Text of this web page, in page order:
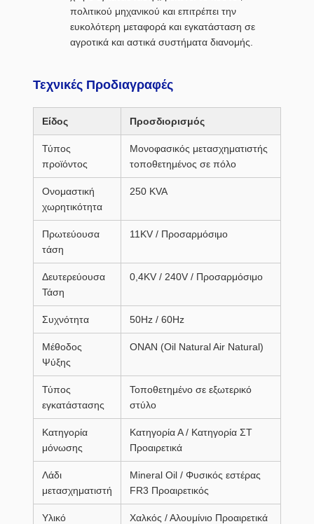
πολιτικού μηχανικού και επιτρέπει την
ευκολότερη μεταφορά και εγκατάσταση σε
αγροτικά και αστικά συστήματα διανομής.
Τεχνικές Προδιαγραφές
Είδος Προσδιορισμός
Τύπος
προϊόντος
Μονοφασικός μετασχηματιστής
τοποθετημένος σε πόλο
Ονομαστική
χωρητικότητα
250 KVA
Πρωτεύουσα
τάση
11KV / Προσαρμόσιμο
Δευτερεύουσα
Τάση
0,4KV / 240V / Προσαρμόσιμο
Συχνότητα 50Hz / 60Hz
Μέθοδος
Ψύξης
ONAN (Oil Natural Air Natural)
Τύπος
εγκατάστασης
Τοποθετημένο σε εξωτερικό
στύλο
Κατηγορία
μόνωσης
Κατηγορία Α / Κατηγορία ΣΤ
Προαιρετικά
Λάδι
μετασχηματιστή
Mineral Oil / Φυσικός εστέρας
FR3 Προαιρετικός
Υλικό
Χαλκός / Αλουμίνιο Προαιρετικά